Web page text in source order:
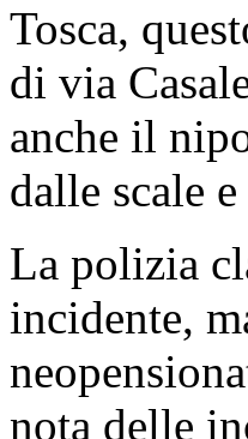
Tosca,
di via
anche il
dalle scale
La polizia
incidente,
nota delle